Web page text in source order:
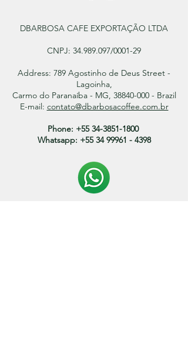
DBARBOSA CAFE EXPORTAÇÃO LTDA
CNPJ: 34.989.097/0001-29
Address: 789 Agostinho de Deus Street -
Lagoinha,
Carmo do Paranaíba - MG, 38840-000 - Brazil
E-mail: contato@dbarbosacoffee.com.br
Phone: +55 34-3851-1800
Whatsapp: +55 34 99961 - 4398